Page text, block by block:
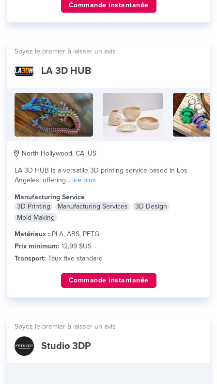
Commande instantanée
Soyez le premier à laisser un avis
LA 3D HUB
North Hollywood, CA, US
LA 3D HUB is a versatile 3D printing service based in Los
Angeles, offering... lire plus
Manufacturing Service
3D Printing
Manufacturing Services
3D Design
Mold Making
Matériaux : PLA, ABS, PETG
Prix minimum: 12,99 $US
Transport: Taux fixe standard
Commande instantanée
Soyez le premier à laisser un avis
Studio 3DP